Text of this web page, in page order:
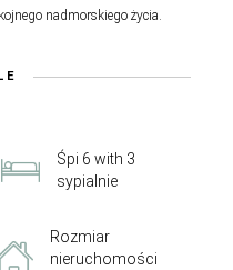
nadmorskiego życia.
Śpi 6 with 3
sypialnie
Rozmiar
nieruchomości